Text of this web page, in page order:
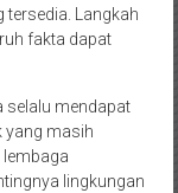
tersedia. Langkah
fakta dapat
selalu mendapat
yang masih
lingkungan